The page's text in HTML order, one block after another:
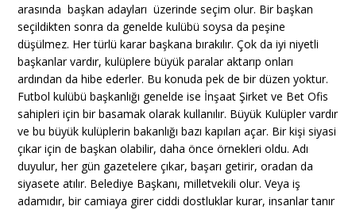
arasında başkan adayları üzerinde seçim olur. Bir başkan
seçildikten sonra da genelde kulübü soysa da peşine
düşülmez. Her türlü karar başkana bırakılır. Çok da iyi niyetli
başkanlar vardır, kulüplere büyük paralar aktarıp onları
ardından da hibe ederler. Bu konuda pek de bir düzen yoktur.
Futbol kulübü başkanlığı genelde ise İnşaat Şirket ve Bet Ofis
sahipleri için bir basamak olarak kullanılır. Büyük Kulüpler vardır
ve bu büyük kulüplerin bakanlığı bazı kapıları açar. Bir kişi siyasi
çıkar için de başkan olabilir, daha önce örnekleri oldu. Adı
duyulur, her gün gazetelere çıkar, başarı getirir, oradan da
siyasete atılır. Belediye Başkanı, milletvekili olur. Veya iş
adamıdır, bir camiaya girer ciddi dostluklar kurar, insanlar tanır